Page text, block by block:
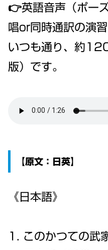
👉英語音声（ポー
唱or同時通訳の演
いつも通り、約
版）です。
【原文：日英】
《日本語》
このかつての武